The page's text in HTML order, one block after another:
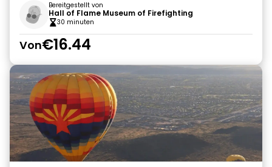
Bereitgestellt von
Hall of Flame Museum of Firefighting
30 minuten
Von€16.44